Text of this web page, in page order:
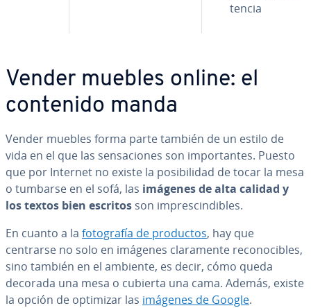
te­n­cia
Vender muebles online: el
contenido manda
Vender muebles forma parte también de un estilo de
vida en el que las se­n­sa­cio­nes son im­po­r­ta­n­tes. Puesto
que por Internet no existe la po­si­bi­li­dad de tocar la mesa
o tumbarse en el sofá, las imágenes de alta calidad y
los textos bien escritos son im­pre­s­ci­n­di­bles.
En cuanto a la fo­to­gra­fía de productos, hay que
centrarse no solo en imágenes cla­ra­me­n­te re­co­no­ci­bles,
sino también en el ambiente, es decir, cómo queda
decorada una mesa o cubierta una cama. Además, existe
la opción de optimizar las imágenes de Google.